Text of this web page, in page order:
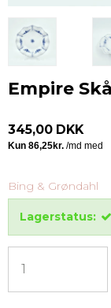
Empire
345,00 DKK
Bing & Grøndahl
Lagerstatus: